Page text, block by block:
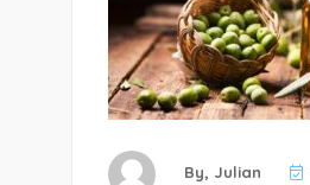
By, Julian